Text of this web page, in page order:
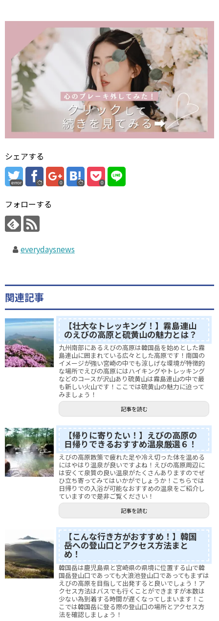
シェアする
error 0 0
フォローする
everydaysnews
関連記事
【壮大なトレッキング！】霧島連山
のえびの高原と硫黄山の魅力とは？
九州南部にあるえびの高原は韓国岳を始めとした霧
島連山に囲まれている広々とした高原です！南国の
イメージが強い宮崎の中でも涼しげな環境が特徴的
な場所でえびの高原にはハイキングやトレッキング
などのコースが沢山あり硫黄山は霧島連山の中で最
も新しい火山です！ここでは硫黄山の魅力に迫って
みましょう！
記事を読む
【帰りに寄りたい！】えびの高原の
日帰りできるおすすめ温泉厳選６！
えびの高原散策で疲れた足や冷え切った体を温める
にはやはり温泉が良いですよね！えびの高原周辺に
は安くて泉質の良い温泉がたくさんありますのでぜ
ひ立ち寄ってみてはいかがでしょうか！こちらでは
日帰りでの入浴が可能なおすすめの温泉をご紹介し
ていますので是非ご覧ください！
記事を読む
【こんな行き方がおすすめ！】韓国
岳への登山口とアクセス方法まと
め！
韓国岳は鹿児島県と宮崎県の県境に位置する山で韓
国岳登山口であっても大浪池登山口であってもまずは
えびの高原を目指して出発すると良いでしょう！ア
クセス方法はバスでも行くことができますが本数は
少ない為到着する時間が遅くなってしまいます！こ
こでは韓国岳に登る際の登山口の場所とアクセス方
法を確認しましょう！